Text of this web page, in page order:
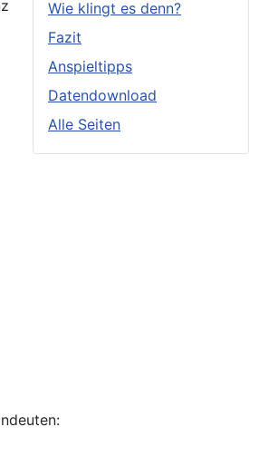
Wie klingt es denn?
Fazit
Anspieltipps
Datendownload
Alle Seiten